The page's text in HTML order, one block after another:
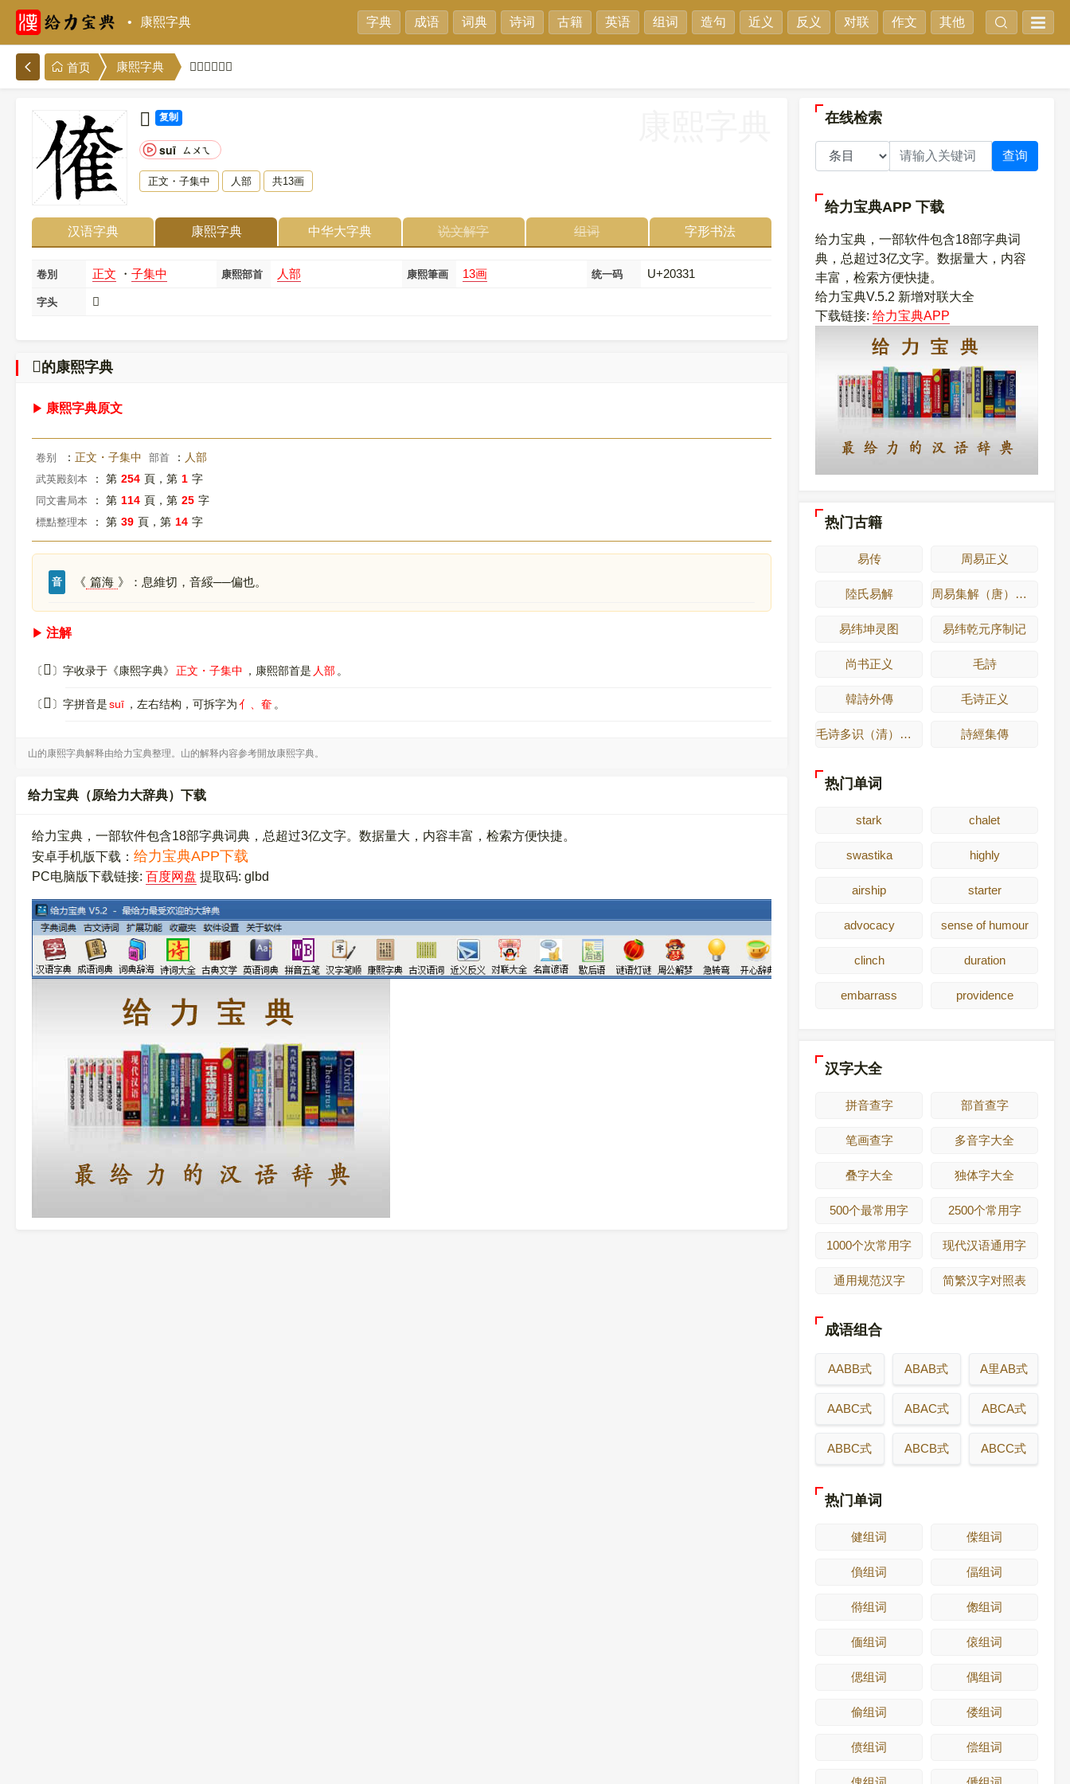
康熙字典 字典 成语 词典 诗词 古籍 英语 组词 造句 近义 反义 对联 作文 其他
首页 康熙字典 𠌱的康熙字典
𠌱 复制
suī ㄙㄨㄟ
正文・子集中 人部 共13画
汉语字典 康熙字典 中华大字典 说文解字 组词 字形书法
卷別 正文 ・ 子集中 康熙部首 人部 康熙筆画 13画 统一码 U+20331
字头 𠌱
𠌱的康熙字典
康熙字典原文
卷别 ： 正文・子集中 部首 ： 人部
武英殿刻本 ： 第 254 頁，第 1 字
同文書局本 ： 第 114 頁，第 25 字
標點整理本 ： 第 39 頁，第 14 字
音 《 篇海 》：息維切，音綏──偏也。
注解
〔 𠌱 〕字收录于《康熙字典》 正文・子集中 ，康熙部首是 人部 。
〔 𠌱 〕字拼音是suī ，左右结构，可拆字为亻、奞 。
山的康熙字典解释由给力宝典整理。山的解释内容参考開放康熙字典。
给力宝典（原给力大辞典）下载
给力宝典，一部软件包含18部字典词典，总超过3亿文字。数据量大，内容丰富，检索方便快捷。
安卓手机版下载： 给力宝典APP下载
PC电脑版下载链接: 百度网盘 提取码: glbd
在线检索
查询
给力宝典APP 下载
给力宝典，一部软件包含18部字典词
典，总超过3亿文字。数据量大，内容
丰富，检索方便快捷。
给力宝典V.5.2 新增对联大全
下载链接: 给力宝典APP
热门古籍
易传 周易正义
陸氏易解 周易集解（唐）李鼎祚
易纬坤灵图 易纬乾元序制记
尚书正义 毛詩
韓詩外傳 毛诗正义
毛诗多识（清）多隆阿 詩經集傳
热门单词
stark chalet
swastika highly
airship starter
advocacy sense of humour
clinch duration
embarrass providence
汉字大全
拼音查字 部首查字
笔画查字 多音字大全
叠字大全 独体字大全
500个最常用字 2500个常用字
1000个次常用字 现代汉语通用字
通用规范汉字 简繁汉字对照表
成语组合
AABB式 ABAB式 A里AB式
AABC式 ABAC式 ABCA式
ABBC式 ABCB式 ABCC式
热门单词
健组词 偨组词
偩组词 偪组词
偫组词 偬组词
偭组词 偯组词
偲组词 偶组词
偷组词 偻组词
偾组词 偿组词